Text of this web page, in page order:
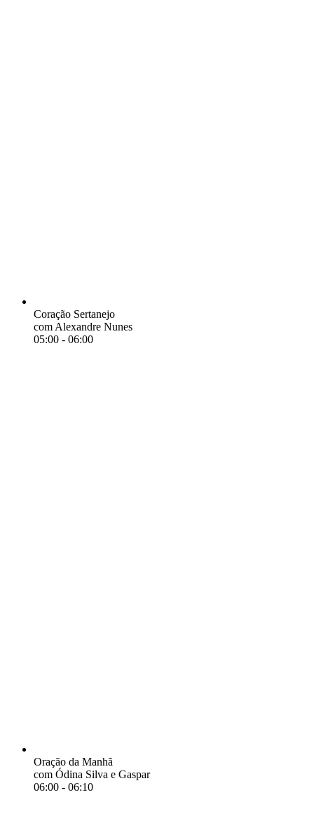
Coração Sertanejo
com Alexandre Nunes
05:00 - 06:00
Oração da Manhã
com Ódina Silva e Gaspar
06:00 - 06:10